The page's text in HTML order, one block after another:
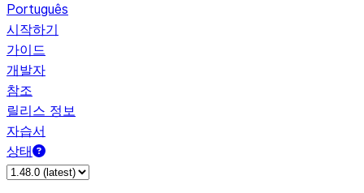
Português
시작하기
가이드
개발자
참조
릴리스 정보
자습서
상태